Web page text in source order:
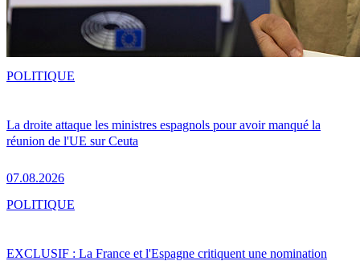
La droite attaque les ministres espagnols pour avoir manqué la
réunion de l'UE sur Ceuta
07.08.2026
POLITIQUE
EXCLUSIF : La France et l'Espagne critiquent une nomination
POLITIQUE